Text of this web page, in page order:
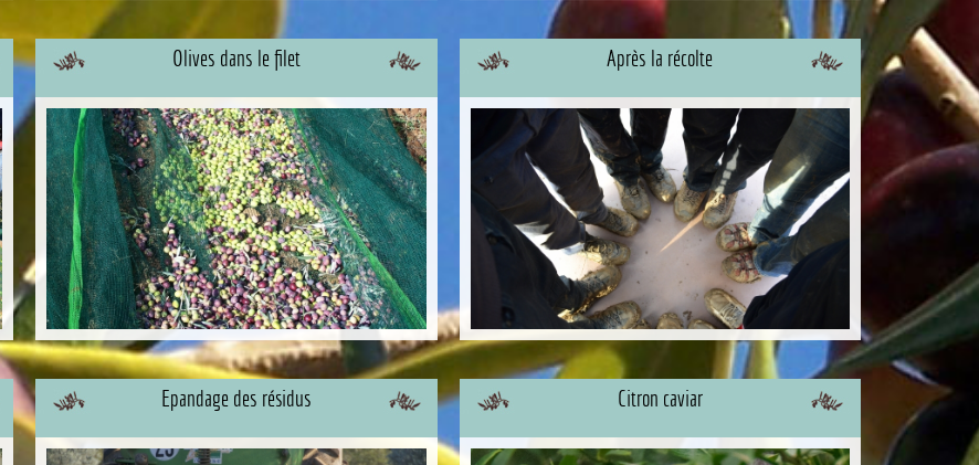
Olives dans le filet Après la récolte
Epandage des résidus Citron caviar